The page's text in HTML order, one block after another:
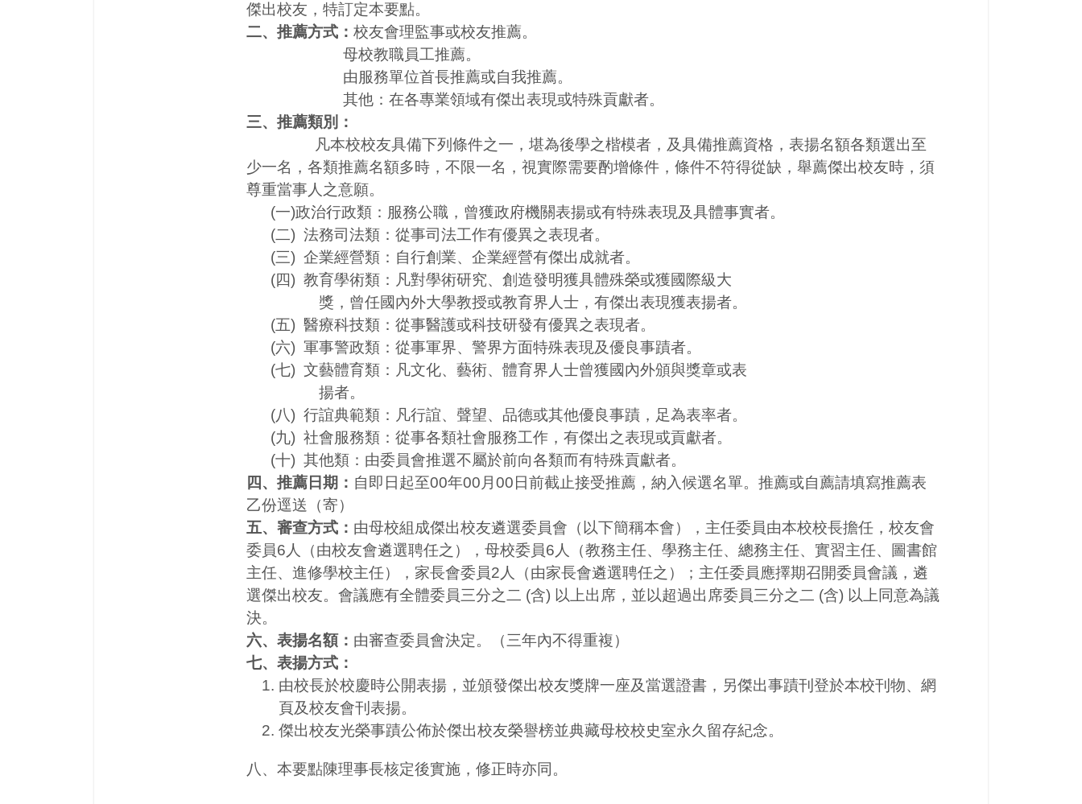
傑出校友，特訂定本要點。
二、推薦方式： 校友會理監事或校友推薦。
母校教職員工推薦。
由服務單位首長推薦或自我推薦。
其他：在各專業領域有傑出表現或特殊貢獻者。
三、推薦類別：
凡本校校友具備下列條件之一，堪為後學之楷模者，及具備推薦資格，表揚名額各類選出至
少一名，各類推薦名額多時，不限一名，視實際需要酌增條件，條件不符得從缺，舉薦傑出校友時，須
尊重當事人之意願。
(一)政治行政類：服務公職，曾獲政府機關表揚或有特殊表現及具體事實者。
(二) 法務司法類：從事司法工作有優異之表現者。
(三) 企業經營類：自行創業、企業經營有傑出成就者。
(四) 教育學術類：凡對學術研究、創造發明獲具體殊榮或獲國際級大
獎，曾任國內外大學教授或教育界人士，有傑出表現獲表揚者。
(五) 醫療科技類：從事醫護或科技研發有優異之表現者。
(六) 軍事警政類：從事軍界、警界方面特殊表現及優良事蹟者。
(七) 文藝體育類：凡文化、藝術、體育界人士曾獲國內外頒與獎章或表
揚者。
(八) 行誼典範類：凡行誼、聲望、品德或其他優良事蹟，足為表率者。
(九) 社會服務類：從事各類社會服務工作，有傑出之表現或貢獻者。
(十) 其他類：由委員會推選不屬於前向各類而有特殊貢獻者。
四、推薦日期： 自即日起至00年00月00日前截止接受推薦，納入候選名單。推薦或自薦請填寫推薦表
乙份逕送（寄）
五、審查方式： 由母校組成傑出校友遴選委員會（以下簡稱本會），主任委員由本校校長擔任，校友會
委員6人（由校友會遴選聘任之），母校委員6人（教務主任、學務主任、總務主任、實習主任、圖書館
主任、進修學校主任），家長會委員2人（由家長會遴選聘任之）；主任委員應擇期召開委員會議，遴
選傑出校友。會議應有全體委員三分之二 (含) 以上出席，並以超過出席委員三分之二 (含) 以上同意為議
決。
六、表揚名額： 由審查委員會決定。（三年內不得重複）
七、表揚方式：
由校長於校慶時公開表揚，並頒發傑出校友獎牌一座及當選證書，另傑出事蹟刊登於本校刊物、網
頁及校友會刊表揚。
傑出校友光榮事蹟公佈於傑出校友榮譽榜並典藏母校校史室永久留存紀念。
八、本要點陳理事長核定後實施，修正時亦同。